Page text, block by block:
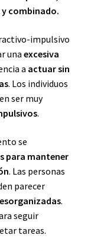
combinado.
impulsivo
una excesiva
a actuar sin
. Los individuos
ser muy
.
se
para mantener
. Las personas
parecer
.
seguir
tareas.